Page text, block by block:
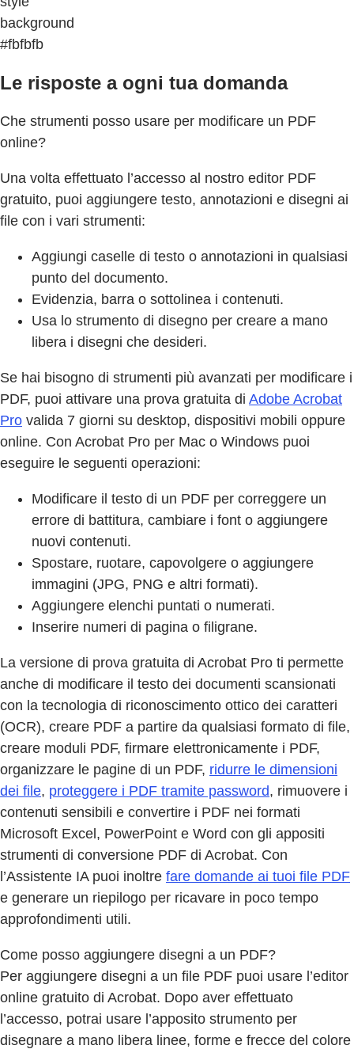
background
#fbfbfb
Le risposte a ogni tua domanda
Che strumenti posso usare per modificare un PDF
online?
Una volta effettuato l’accesso al nostro editor PDF
gratuito, puoi aggiungere testo, annotazioni e disegni ai
file con i vari strumenti:
Aggiungi caselle di testo o annotazioni in qualsiasi
punto del documento.
Evidenzia, barra o sottolinea i contenuti.
Usa lo strumento di disegno per creare a mano
libera i disegni che desideri.
Se hai bisogno di strumenti più avanzati per modificare i
PDF, puoi attivare una prova gratuita di Adobe Acrobat
Pro valida 7 giorni su desktop, dispositivi mobili oppure
online. Con Acrobat Pro per Mac o Windows puoi
eseguire le seguenti operazioni:
Modificare il testo di un PDF per correggere un
errore di battitura, cambiare i font o aggiungere
nuovi contenuti.
Spostare, ruotare, capovolgere o aggiungere
immagini (JPG, PNG e altri formati).
Aggiungere elenchi puntati o numerati.
Inserire numeri di pagina o filigrane.
La versione di prova gratuita di Acrobat Pro ti permette
anche di modificare il testo dei documenti scansionati
con la tecnologia di riconoscimento ottico dei caratteri
(OCR), creare PDF a partire da qualsiasi formato di file,
creare moduli PDF, firmare elettronicamente i PDF,
organizzare le pagine di un PDF, ridurre le dimensioni
dei file, proteggere i PDF tramite password, rimuovere i
contenuti sensibili e convertire i PDF nei formati
Microsoft Excel, PowerPoint e Word con gli appositi
strumenti di conversione PDF di Acrobat. Con
l’Assistente IA puoi inoltre fare domande ai tuoi file PDF
e generare un riepilogo per ricavare in poco tempo
approfondimenti utili.
Come posso aggiungere disegni a un PDF?
Per aggiungere disegni a un file PDF puoi usare l’editor
online gratuito di Acrobat. Dopo aver effettuato
l’accesso, potrai usare l’apposito strumento per
disegnare a mano libera linee, forme e frecce del colore